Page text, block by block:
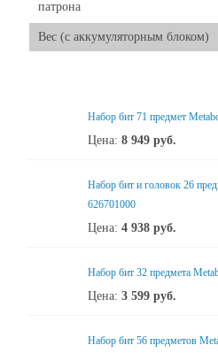
патрона
Вес (с аккумуляторным блоком)
Набор бит 71 предмет
Цена: 8 949 руб.
Набор бит и головок 26
626701000
Цена: 4 938 руб.
Набор бит 32 предмета
Цена: 3 599 руб.
Набор бит 56 предметов